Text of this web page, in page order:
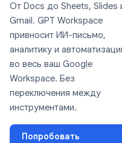
От Docs до Sheets, Slides
Gmail. GPT Workspace
привносит ИИ-письмо,
аналитику и
во весь ваш Google
Workspace. Без
переключения между
инструментами.
Попробовать